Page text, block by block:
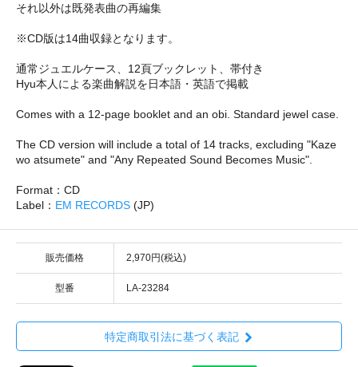
それ以外は既発表曲の再編集
※CD版は14曲収録となります。
通常ジュエルケース、12頁ブックレット、帯付き
Hyu本人による楽曲解説を日本語・英語で掲載
Comes with a 12-page booklet and an obi. Standard jewel case.
The CD version will include a total of 14 tracks, excluding "Kaze
wo atsumete" and "Any Repeated Sound Becomes Music".
Format：CD
Label： EM RECORDS (JP)
販売価格 2,970円(税込)
型番 LA-23284
特定商取引法に基づく表記